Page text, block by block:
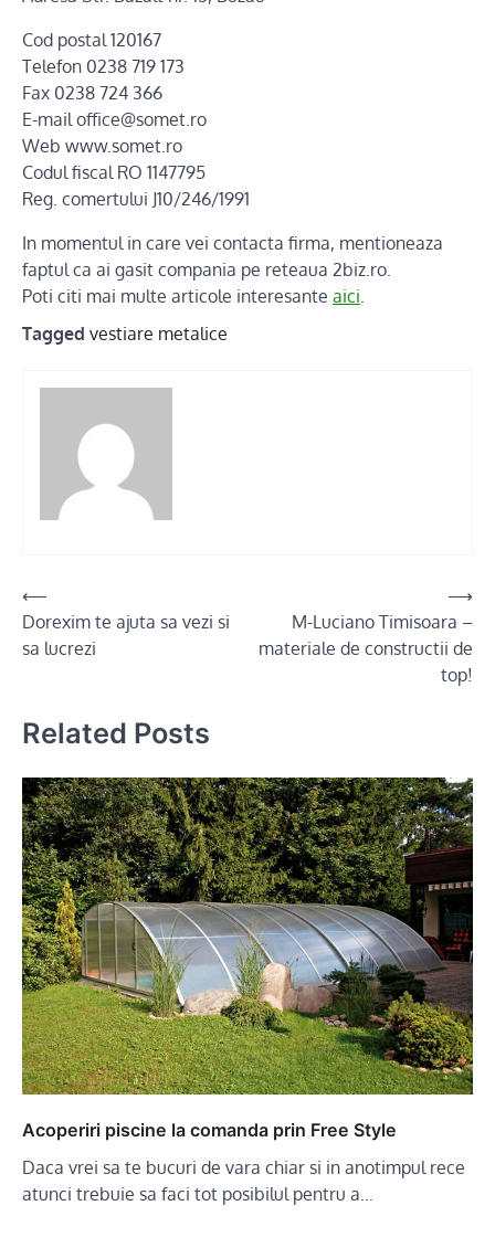
Cod postal 120167
Telefon 0238 719 173
Fax 0238 724 366
E-mail office@somet.ro
Web www.somet.ro
Codul fiscal RO 1147795
Reg. comertului J10/246/1991
In momentul in care vei contacta firma, mentioneaza
faptul ca ai gasit compania pe reteaua 2biz.ro.
Poti citi mai multe articole interesante aici.
Tagged vestiare metalice
Post
navigation
⟵
Dorexim te ajuta sa vezi si
sa lucrezi
M-Luciano Timisoara –
materiale de constructii de
top!
⟶
Related Posts
Acoperiri piscine la comanda prin Free Style
Daca vrei sa te bucuri de vara chiar si in anotimpul rece
atunci trebuie sa faci tot posibilul pentru a…